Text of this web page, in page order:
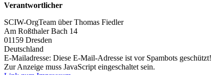
Verantwortlicher
SCIW-OrgTeam über Thomas Fiedler
Am Roßthaler Bach 14
01159 Dresden
Deutschland
E-Mailadresse: Diese E-Mail-Adresse ist vor Spambots geschützt!
Zur Anzeige muss JavaScript eingeschaltet sein.